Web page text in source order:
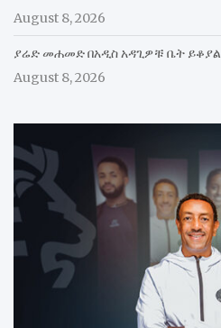
August 8, 2026
ያሬድ መሐመድ በአዲስ አዳጊዎቹ ቤት ይቆያል
August 8, 2026